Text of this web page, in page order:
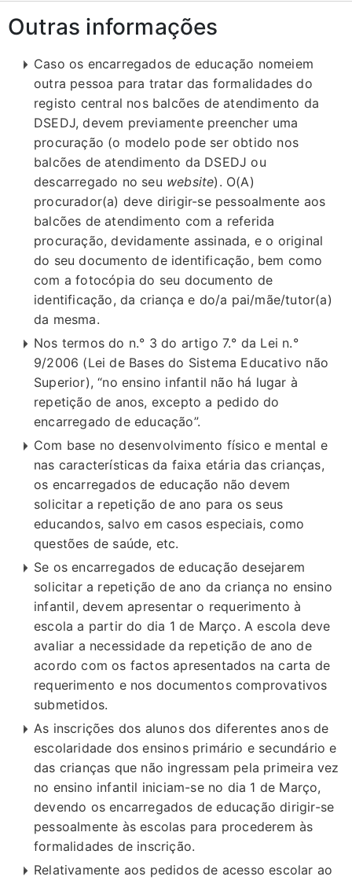
Outras informações
Caso os encarregados de educação nomeiem
outra pessoa para tratar das formalidades do
registo central nos balcões de atendimento da
DSEDJ, devem previamente preencher uma
procuração (o modelo pode ser obtido nos
balcões de atendimento da DSEDJ ou
descarregado no seu website). O(A)
procurador(a) deve dirigir-se pessoalmente aos
balcões de atendimento com a referida
procuração, devidamente assinada, e o original
do seu documento de identificação, bem como
com a fotocópia do seu documento de
identificação, da criança e do/a pai/mãe/tutor(a)
da mesma.
Nos termos do n.° 3 do artigo 7.° da Lei n.°
9/2006 (Lei de Bases do Sistema Educativo não
Superior), “no ensino infantil não há lugar à
repetição de anos, excepto a pedido do
encarregado de educação”.
Com base no desenvolvimento físico e mental e
nas características da faixa etária das crianças,
os encarregados de educação não devem
solicitar a repetição de ano para os seus
educandos, salvo em casos especiais, como
questões de saúde, etc.
Se os encarregados de educação desejarem
solicitar a repetição de ano da criança no ensino
infantil, devem apresentar o requerimento à
escola a partir do dia 1 de Março. A escola deve
avaliar a necessidade da repetição de ano de
acordo com os factos apresentados na carta de
requerimento e nos documentos comprovativos
submetidos.
As inscrições dos alunos dos diferentes anos de
escolaridade dos ensinos primário e secundário e
das crianças que não ingressam pela primeira vez
no ensino infantil iniciam-se no dia 1 de Março,
devendo os encarregados de educação dirigir-se
pessoalmente às escolas para procederem às
formalidades de inscrição.
Relativamente aos pedidos de acesso escolar ao